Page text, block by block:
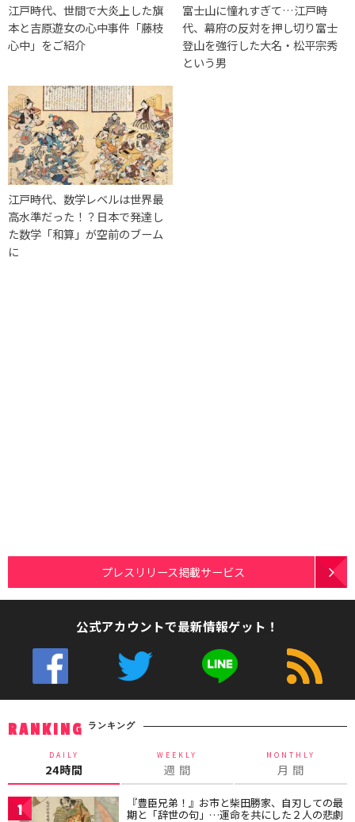
江戸時代、世間で大炎上した旗
本と吉原遊女の心中事件「藤枝
心中」をご紹介
富士山に憧れすぎて…江戸時
代、幕府の反対を押し切り富士
登山を強行した大名・松平宗秀
という男
江戸時代、数学レベルは世界最
高水準だった！？日本で発達し
た数学「和算」が空前のブーム
に
プレスリリース掲載サービス
公式アカウントで最新情報ゲット！
RANKING ランキング
DAILY
24時間
WEEKLY
週 間
MONTHLY
月 間
1 『豊臣兄弟！』お市と柴田勝家、自刃しての最
期と「辞世の句」…運命を共にした２人の悲劇